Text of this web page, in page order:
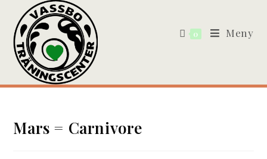
0 Meny
Mars = Carnivore